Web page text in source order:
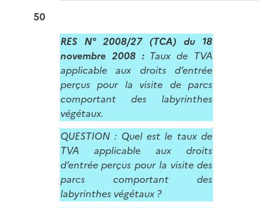
50
RES N° 2008/27 (TCA) du 18
novembre 2008 : Taux de TVA
applicable aux droits d’entrée
perçus pour la visite de parcs
comportant des labyrinthes
végétaux.
QUESTION : Quel est le taux de
TVA applicable aux droits
d’entrée perçus pour la visite des
parcs comportant des
labyrinthes végétaux ?